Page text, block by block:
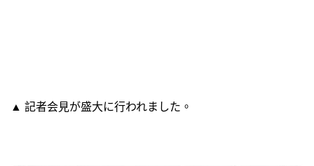
▲ 記者会見が盛大に行われました。